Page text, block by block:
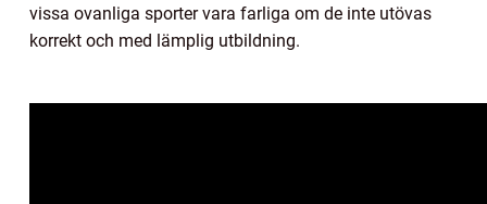
vissa ovanliga sporter vara farliga om de inte utövas
korrekt och med lämplig utbildning.